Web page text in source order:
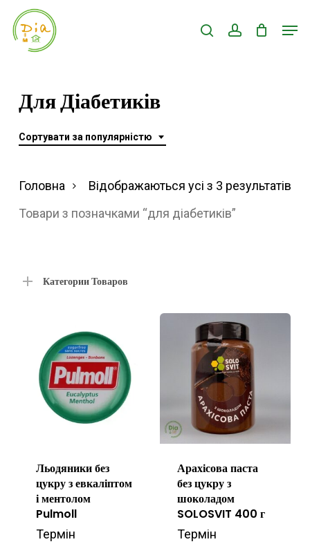
Skip
searchaccount
Для Діабетиків
Сортувати за популярністю
Відображаються усі з 3 результатів
Головна
Товари з позначками “для діабетиків”
Категории Товаров
Льодяники без
цукру з евкаліптом
і ментолом
Pulmoll
Термін
Арахісова паста
без цукру з
шоколадом
SOLOSVIT 400 г
Термін